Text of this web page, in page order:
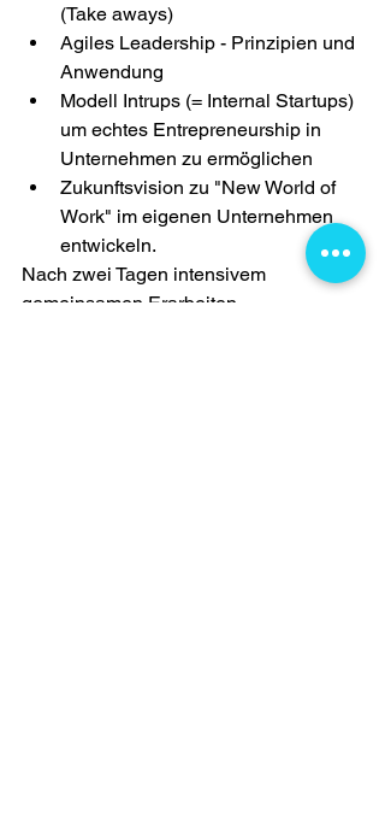
(Take aways)
Agiles Leadership - Prinzipien und
Anwendung
Modell Intrups (= Internal Startups)
um echtes Entrepreneurship in
Unternehmen zu ermöglichen
Zukunftsvision zu "New World of
Work" im eigenen Unternehmen
entwickeln.
Nach zwei Tagen intensivem
gemeinsamen Erarbeiten,